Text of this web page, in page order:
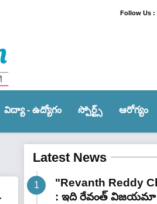
Follow Us :
విద్యా - ఉద్యోగం స్పోర్ట్స్‌ ఆరోగ్యం
Latest News
"Revanth Reddy
: ఇది రేవంత్ విజయమా